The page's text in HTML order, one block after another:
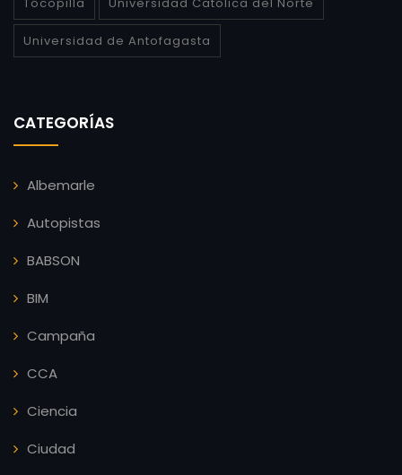
Universidad de Antofagasta
CATEGORÍAS
Albemarle
Autopistas
BABSON
BIM
Campaña
CCA
Ciencia
Ciudad